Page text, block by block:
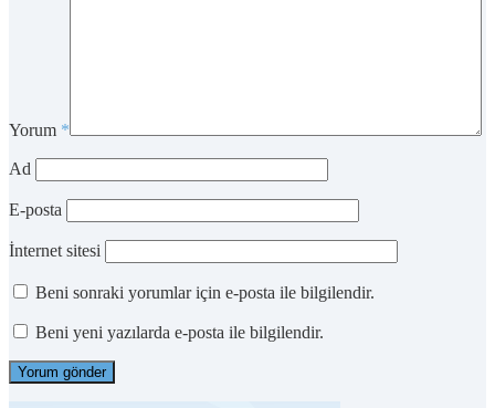
Yorum *
Ad
E-posta
İnternet sitesi
Beni sonraki yorumlar için e-posta ile bilgilendir.
Beni yeni yazılarda e-posta ile bilgilendir.